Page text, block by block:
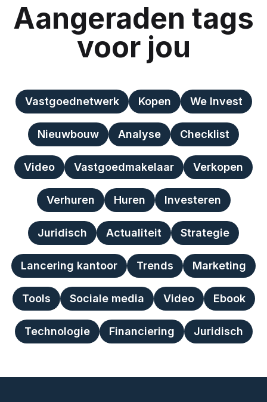
Aangeraden tags
voor jou
Vastgoednetwerk Kopen We Invest
Nieuwbouw Analyse Checklist
Video Vastgoedmakelaar Verkopen
Verhuren Huren Investeren
Juridisch Actualiteit Strategie
Lancering kantoor Trends Marketing
Tools Sociale media Video Ebook
Technologie Financiering Juridisch